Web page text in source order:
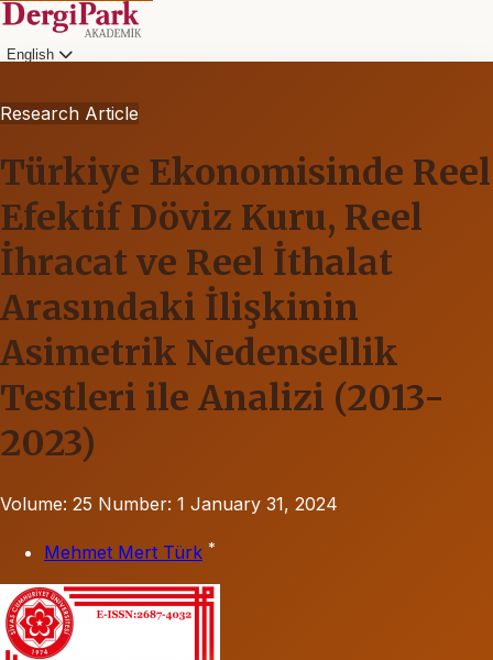
English
Research Article
Türkiye Ekonomisinde Reel
Efektif Döviz Kuru, Reel
İhracat ve Reel İthalat
Arasındaki İlişkinin
Asimetrik Nedensellik
Testleri ile Analizi (2013-
2023)
Volume: 25 Number: 1 January 31, 2024
Mehmet Mert Türk *